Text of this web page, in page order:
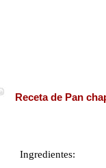
Receta de Pan
Ingredientes: